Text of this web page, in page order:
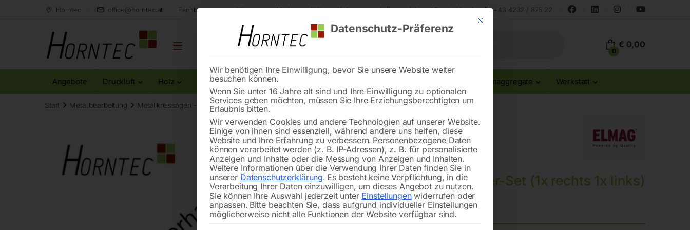
Horntec office@horntec.at Fachberatung aus Kärnten Markenqualität Lieferung nach Österreich und Deutschland +43 4232 / 875 22
0
€ 0,00
Angebote Druckluft Holz Metall Reinigung Stromaggregate Werkstatt
Start Metallbearbeitung Metallkreissägen - Zubehör Rückzugfeder-Set (1x rechts 1x links)
🔍
Rückzugfeder-Set (1x rechts 1x links)
Verfügbarkeit:Nicht vorrätig
Mit diesem Button wird der Dialog geschlossen. Seine Funktionalität ist
Datenschutz-Präferenz
Wir benötigen Ihre Einwilligung, bevor Sie unsere Website weiter
besuchen können.
Wenn Sie unter 16 Jahre alt sind und Ihre Einwilligung zu optionalen
Services geben möchten, müssen Sie Ihre Erziehungsberechtigten um
Erlaubnis bitten.
Wir verwenden Cookies und andere Technologien auf unserer Website.
Einige von ihnen sind essenziell, während andere uns helfen, diese
Website und Ihre Erfahrung zu verbessern. Personenbezogene Daten
können verarbeitet werden (z. B. IP-Adressen), z. B. für personalisierte
Anzeigen und Inhalte oder die Messung von Anzeigen und Inhalten.
Weitere Informationen über die Verwendung Ihrer Daten finden Sie in
unserer Datenschutzerklärung. Es besteht keine Verpflichtung, in die
Verarbeitung Ihrer Daten einzuwilligen, um dieses Angebot zu nutzen.
Sie können Ihre Auswahl jederzeit unter Einstellungenwiderrufen oder
anpassen. Bitte beachten Sie, dass aufgrund individueller Einstellungen
möglicherweise nicht alle Funktionen der Website verfügbar sind.